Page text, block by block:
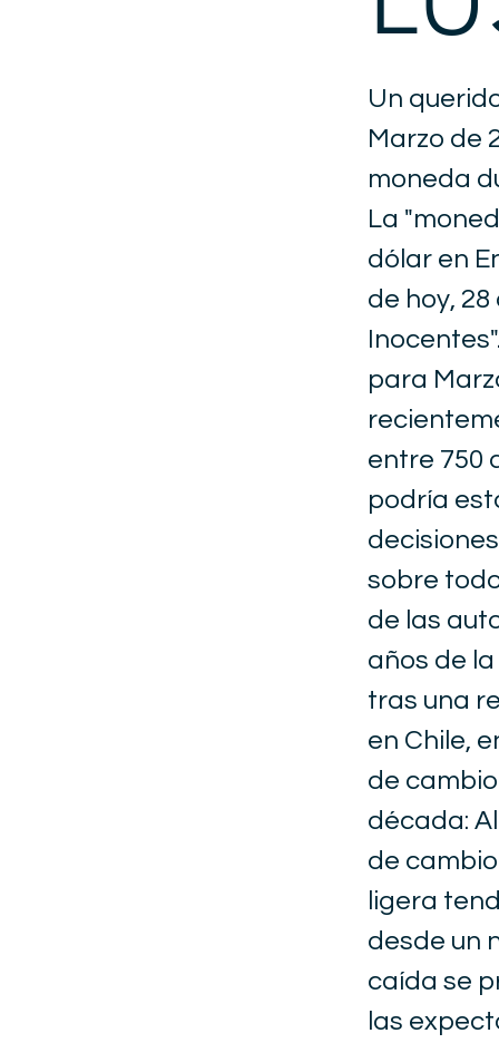
Un
Marzo de
moneda
La
dólar en
de hoy,
para
entre 750
podría
sobre
de las
años de
tras una
en Chile,
de
década:
de
ligera
desde un
caída se
las